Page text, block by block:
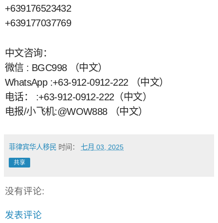
+639176523432
+639177037769
中文咨询：
微信 : BGC998 （中文）
WhatsApp :+63-912-0912-222 （中文）
电话： :+63-912-0912-222（中文）
电报/小飞机:@WOW888 （中文）
菲律宾华人移民 时间： 七月 03, 2025
共享
没有评论:
发表评论